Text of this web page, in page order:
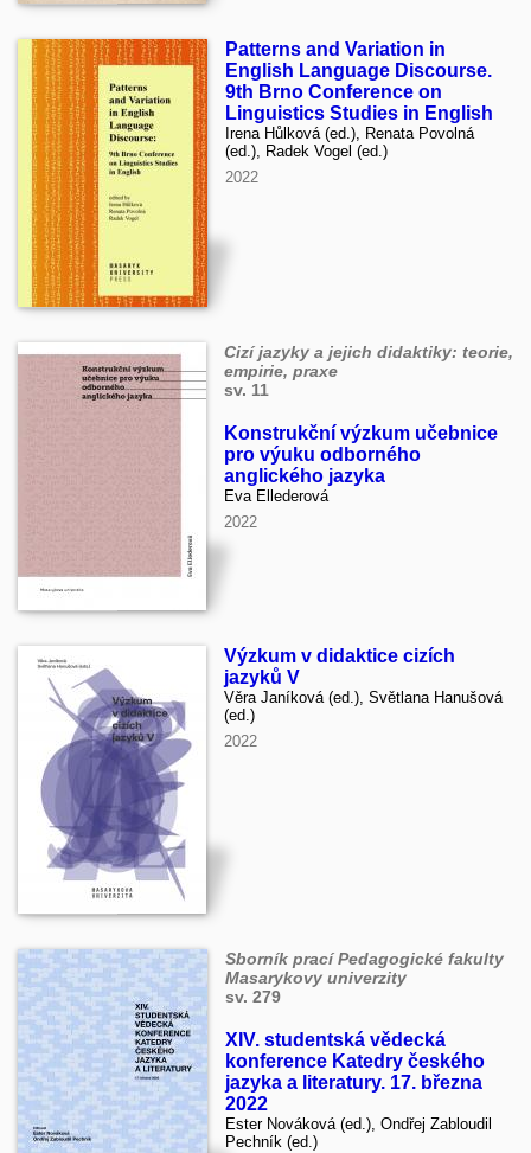
Patterns and Variation in
English Language Discourse.
9th Brno Conference on
Linguistics Studies in English
Irena Hůlková (ed.), Renata Povolná
(ed.), Radek Vogel (ed.)
2022
Cizí jazyky a jejich didaktiky: teorie,
empirie, praxe
sv. 11
Konstrukční výzkum učebnice
pro výuku odborného
anglického jazyka
Eva Ellederová
2022
Výzkum v didaktice cizích
jazyků V
Věra Janíková (ed.), Světlana Hanušová
(ed.)
2022
Sborník prací Pedagogické fakulty
Masarykovy univerzity
sv. 279
XIV. studentská vědecká
konference Katedry českého
jazyka a literatury. 17. března
2022
Ester Nováková (ed.), Ondřej Zabloudil
Pechník (ed.)